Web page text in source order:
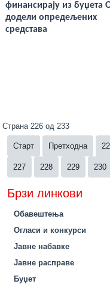
финансирају из буџета
додели опредељених
средстава
Страна 226 од 233
Старт Претходна
227 228 229 230
Брзи линкови
Обавештења
Огласи и конкурси
Јавне набавке
Јавне расправе
Буџет